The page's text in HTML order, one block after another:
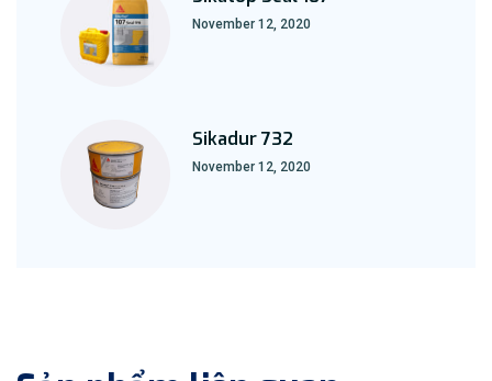
November 12, 2020
Sikadur 732
November 12, 2020